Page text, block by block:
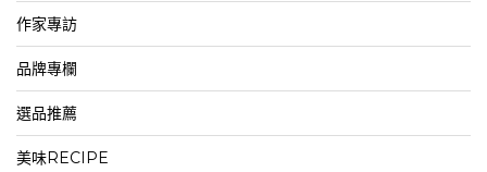
作家專訪
品牌專欄
選品推薦
美味RECIPE